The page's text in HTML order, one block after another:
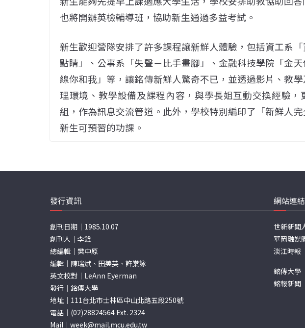
也將開辦英檢輔導班，協助新生通過多益考試。
新生歡迎營隊安排了許多課程讓新鮮人體驗，包括資工系
點睛」、公事系「失聲－比手畫腳」、金融科技學院「金
線你和我」等，讓銘傳新鮮人驚奇不已，並透過影片、教
理環境、教學設備及課程內容，與學長姐互動交換經驗
組，作為訊息交流管道。此外，學校特別編印了「新鮮人
新生可預習的功課。
發行資訊
創刊日期｜1985.10.07
創刊人｜李銓
總編輯｜樊中原
編輯｜陳瑞斌、田美英、許棠詠
英文校對｜LeAnn Eyerman
發行｜銘傳大學
地址｜111台北市士林區中山北路五段250號
電話｜(02)28824564 Ext. 2324
Mail｜ week@mail.mcu.edu.tw
網站連結
世新新聞
華岡融媒
淡江時報
銘傳大學
銘報新聞